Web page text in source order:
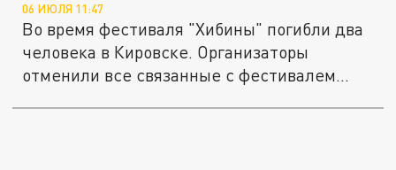
06 ИЮЛЯ 11:47
Во время фестиваля "Хибины" погибли два
человека в Кировске. Организаторы
отменили все связанные с фестивалем...